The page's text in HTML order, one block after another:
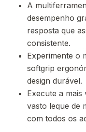
A
desempenho
resposta que
consistente.
Experimente o
softgrip
design durável.
Execute a mais
vasto leque de
com todos os